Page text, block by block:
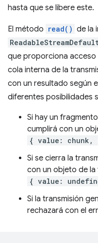
hasta que se libere este.
El método read() de la
que proporciona acceso
cola interna de la
con un resultado según
diferentes posibilidades
Si hay un
cumplirá con un
{ value: chunk,
Si se cierra la
con un objeto de la
{ value:
Si la transmisión
rechazará con el